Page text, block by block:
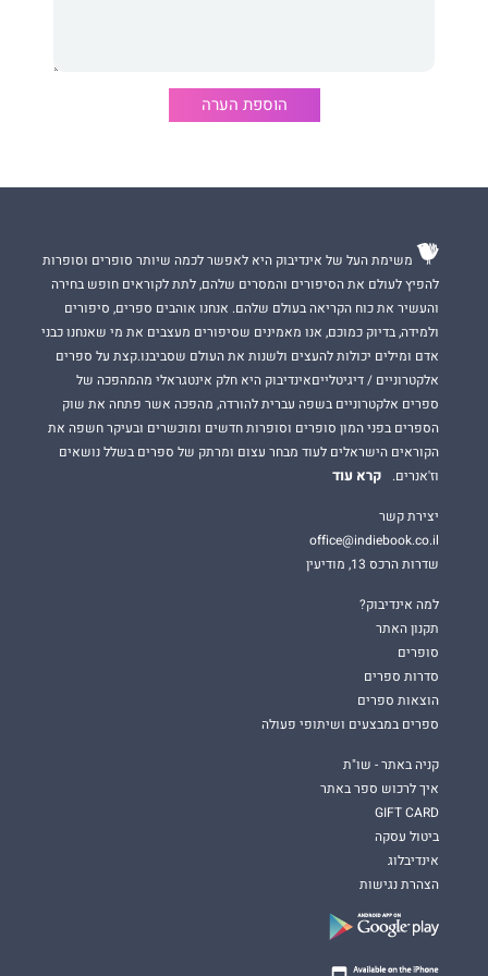
– מגיע
רומן מרגש ובלתי נשכח על אהבה כנגד הסיכויים, הזמן והמרחק.
סיפור שיגרום לכם להתמכר עד הטיפה האחרונה של הוויסקי.
הוספת הערה
משימת העל של אינדיבוק היא לאפשר לכמה שיותר סופרים וסופרות
להפיץ לעולם את הסיפורים והמסרים שלהם, לתת לקוראים חופש בחירה
והעשיר את כוח הקריאה בעולם שלהם. אנחנו אוהבים ספרים, סיפורים
ולמידה, בדיוק כמוכם, אנו מאמינים שסיפורים מעצבים את מי שאנחנו כבני
אדם ומילים יכולות להעצים ולשנות את העולם שסביבנו.קצת על ספרים
אלקטרוניים / דיגיטלייםאינדיבוק היא חלק אינטגראלי מהמהפכה של
ספרים אלקטרוניים בשפה עברית להורדה, מהפכה אשר פתחה את שוק
הספרים בפני המון סופרים וסופרות חדשים ומוכשרים ובעיקר חשפה את
הקוראים הישראלים לעוד מבחר עצום ומרתק של ספרים בשלל נושאים
וז'אנרים.
קרא עוד
יצירת קשר
office@indiebook.co.il
שדרות הרכס 13, מודיעין
למה אינדיבוק?
תקנון האתר
סופרים
סדרות ספרים
הוצאות ספרים
ספרים במבצעים ושיתופי פעולה
קניה באתר - שו"ת
איך לרכוש ספר באתר
GIFT CARD
ביטול עסקה
אינדיבלוג
הצהרת נגישות